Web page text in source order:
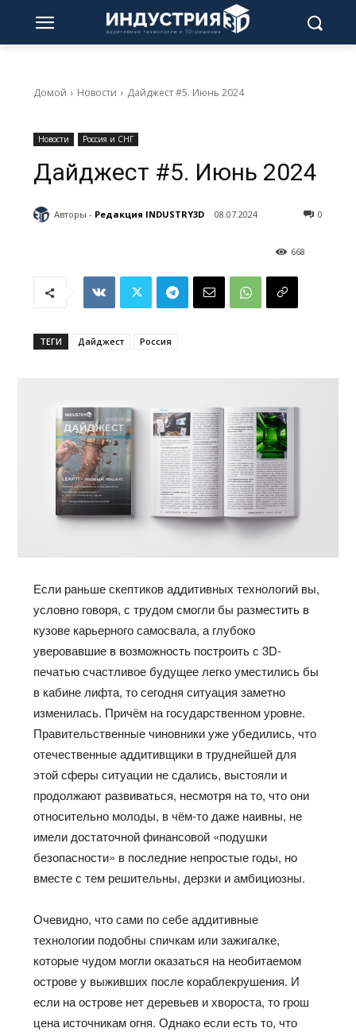
Домой Новости Дайджест #5. Июнь 2024
Новости Россия и СНГ
Дайджест #5. Июнь 2024
Авторы - Редакция INDUSTRY3D 08.07.2024 0
668
ТЕГИ Дайджест Россия
Если раньше скептиков аддитивных технологий вы,
условно говоря, с трудом смогли бы разместить в
кузове карьерного самосвала, а глубоко
уверовавшие в возможность построить с 3D-
печатью счастливое будущее легко уместились бы
в кабине лифта, то сегодня ситуация заметно
изменилась. Причём на государственном уровне.
Правительственные чиновники уже убедились,что
отечественныеаддитивщики в труднейшей для
этой сферы ситуации не сдались, выстояли и
продолжают развиваться, несмотря на то, чтоони
относительно молоды, в чём-то даже наивны, не
имели достаточной финансовой «подушки
безопасности» в последние непростые годы, но
вместе с тем решительны, дерзки и амбициозны.
Очевидно, что сами по себе аддитивные
технологии подобны спичкам или зажигалке,
которые чудом могли оказаться на необитаемом
острове у выживших после кораблекрушения. И
если на острове нет деревьев и хвороста, то грош
цена источникам огня. Однако если есть то, что